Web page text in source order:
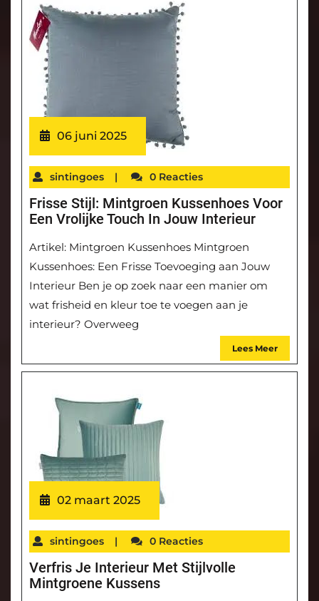
06 juni 2025
sintingoes | 0 Reacties
Frisse Stijl: Mintgroen Kussenhoes Voor
Een Vrolijke Touch In Jouw Interieur
Artikel: Mintgroen Kussenhoes Mintgroen
Kussenhoes: Een Frisse Toevoeging aan Jouw
Interieur Ben je op zoek naar een manier om
wat frisheid en kleur toe te voegen aan je
interieur? Overweeg
Lees Meer
02 maart 2025
sintingoes | 0 Reacties
Verfris Je Interieur Met Stijlvolle
Mintgroene Kussens